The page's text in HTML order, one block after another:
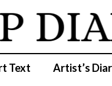
Text Artist’s